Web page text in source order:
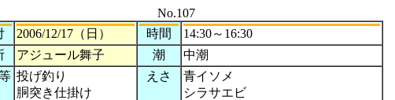
No.107
2006/12/17（日） 時間
14:30～16:30
アジュール舞子 潮
中潮
投げ釣り
胴突き仕掛け
えさ
青イソメ
シラサエビ